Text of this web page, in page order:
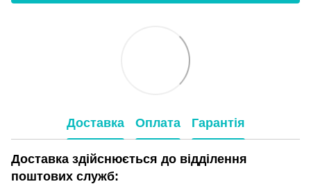
Доставка Оплата Гарантія
Доставка здійснюється до відділення
поштових служб: